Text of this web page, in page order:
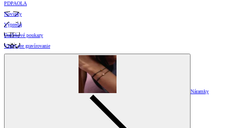
PDPAOLA
Novinky
Výpredaj
Darčekové poukazy
Vzory pre gravírovanie
Náramky